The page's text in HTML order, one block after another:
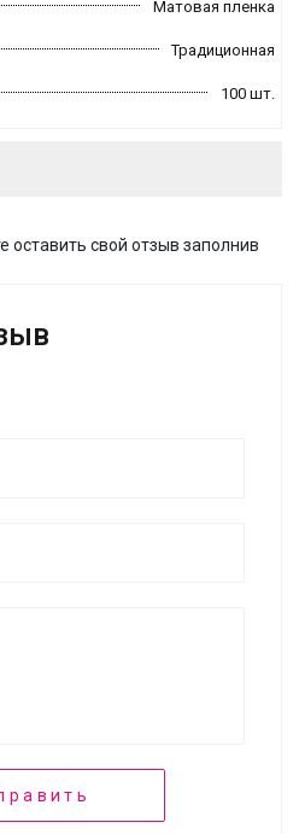
Матовая пленка
Традиционная
100 шт.
свой отзыв заполнив